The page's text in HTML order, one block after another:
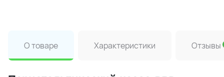
О товаре Характеристики Отзывы